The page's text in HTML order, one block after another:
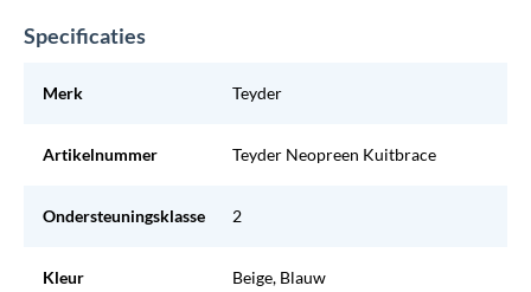
Specificaties
Merk Teyder
Artikelnummer Teyder Neopreen Kuitbrace
Ondersteuningsklasse 2
Kleur Beige, Blauw